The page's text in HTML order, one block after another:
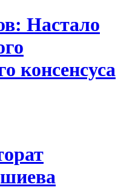
Настало
консенсуса